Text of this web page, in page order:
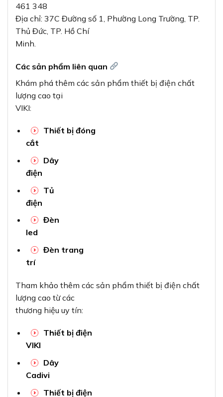
461 348
Địa chỉ: 37C Đường số 1, Phường Long Trường, TP.
Thủ Đức, TP. Hồ Chí
Minh.
Các sản phẩm liên quan
Khám phá thêm các sản phẩm thiết bị điện chất
lượng cao tại
VIKI:
Thiết bị đóng
cắt
Dây
điện
Tủ
điện
Đèn
led
Đèn trang
trí
Tham khảo thêm các sản phẩm thiết bị điện chất
lượng cao từ các
thương hiệu uy tín:
Thiết bị điện
VIKI
Dây
Cadivi
Thiết bị điện